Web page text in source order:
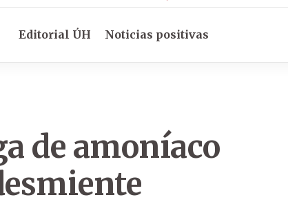
Editorial ÚH Noticias positivas
de amoníaco